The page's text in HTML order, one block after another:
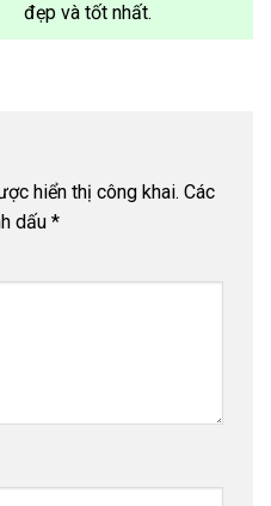
đẹp và tốt nhất.
hiển thị công khai. Các
dấu *